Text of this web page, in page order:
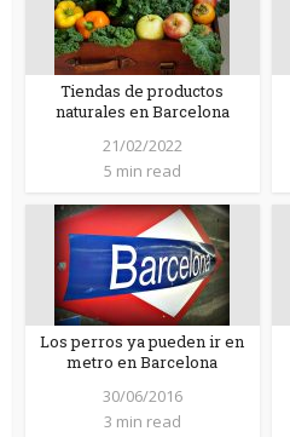
Tiendas de productos
naturales en Barcelona
21/02/2022
5 min read
Los perros ya pueden ir en
metro en Barcelona
30/06/2016
3 min read